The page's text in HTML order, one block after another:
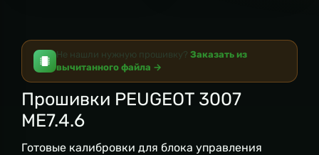
Не нашли нужную прошивку? Заказать из
вычитанного файла →
Прошивки PEUGEOT 3007
ME7.4.6
Готовые калибровки для блока управления